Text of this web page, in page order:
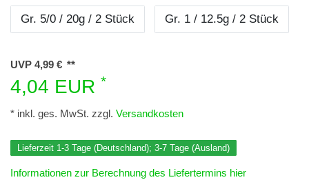
Gr. 5/0 / 20g / 2 Stück Gr. 1 / 12.5g / 2 Stück
UVP 4,99 €
4,04 EUR *
* inkl. ges. MwSt. zzgl. Versandkosten
Lieferzeit 1-3 Tage (Deutschland); 3-7 Tage (Ausland)
Informationen zur Berechnung des Liefertermins hier